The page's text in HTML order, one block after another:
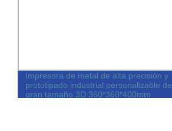
Impresora de metal de alta precisión y
prototipado industrial personalizable de
gran tamaño 3D 360*360*400mm